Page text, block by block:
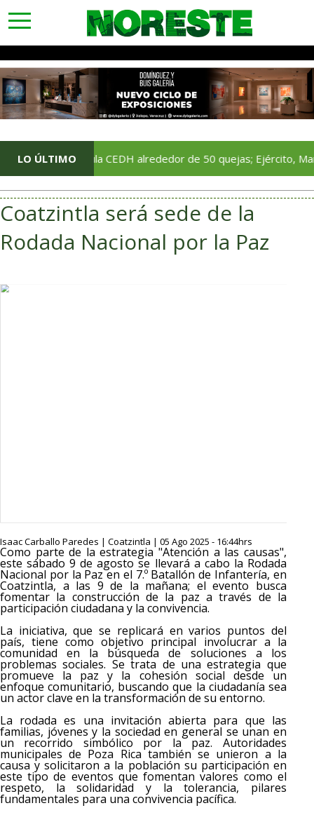
toggle
navigation
LO ÚLTIMO
Acumula CEDH alrededor de 50 quejas; Ejército, Marina,
Coatzintla será sede de la
Rodada Nacional por la Paz
Isaac Carballo Paredes | Coatzintla | 05 Ago 2025 - 16:44hrs
Como parte de la estrategia "Atención a las causas",
este sábado 9 de agosto se llevará a cabo la Rodada
Nacional por la Paz en el 7.º Batallón de Infantería, en
Coatzintla, a las 9 de la mañana; el evento busca
fomentar la construcción de la paz a través de la
participación ciudadana y la convivencia.
La iniciativa, que se replicará en varios puntos del
país, tiene como objetivo principal involucrar a la
comunidad en la búsqueda de soluciones a los
problemas sociales. Se trata de una estrategia que
promueve la paz y la cohesión social desde un
enfoque comunitario, buscando que la ciudadanía sea
un actor clave en la transformación de su entorno.
La rodada es una invitación abierta para que las
familias, jóvenes y la sociedad en general se unan en
un recorrido simbólico por la paz. Autoridades
municipales de Poza Rica también se unieron a la
causa y solicitaron a la población su participación en
este tipo de eventos que fomentan valores como el
respeto, la solidaridad y la tolerancia, pilares
fundamentales para una convivencia pacífica.